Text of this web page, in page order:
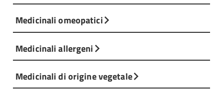
Medicinali omeopatici
Medicinali allergeni
Medicinali di origine vegetale